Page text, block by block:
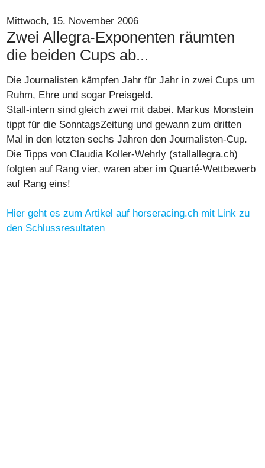
Mittwoch, 15. November 2006
Zwei Allegra-Exponenten räumten
die beiden Cups ab...
Die Journalisten kämpfen Jahr für Jahr in zwei Cups um
Ruhm, Ehre und sogar Preisgeld.
Stall-intern sind gleich zwei mit dabei. Markus Monstein
tippt für die SonntagsZeitung und gewann zum dritten
Mal in den letzten sechs Jahren den Journalisten-Cup.
Die Tipps von Claudia Koller-Wehrly (stallallegra.ch)
folgten auf Rang vier, waren aber im Quarté-Wettbewerb
auf Rang eins!
Hier geht es zum Artikel auf horseracing.ch mit Link zu
den Schlussresultaten